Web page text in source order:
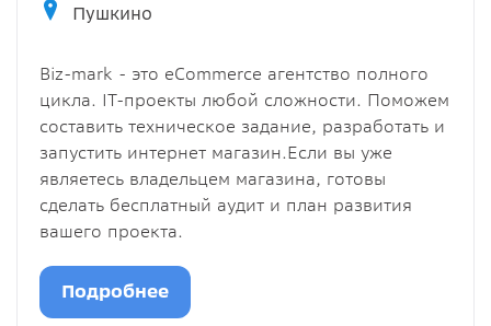
Пушкино
Biz-mark - это eCommerce агентство полного
цикла. IT-проекты любой сложности. Поможем
составить техническое задание, разработать и
запустить интернет магазин.Если вы уже
являетесь владельцем магазина, готовы
сделать бесплатный аудит и план развития
вашего проекта.
Подробнее